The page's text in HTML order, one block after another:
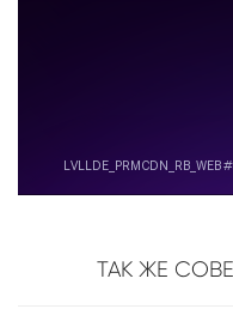
ТАК ЖЕ